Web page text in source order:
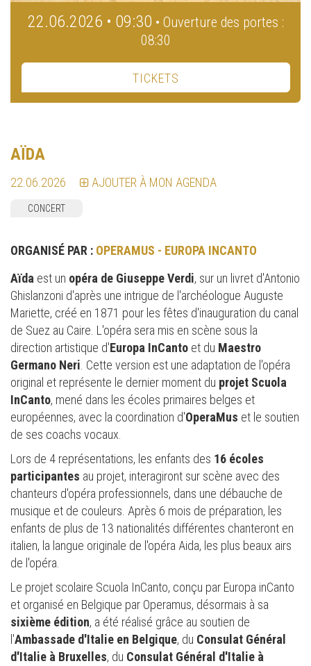
22.06.2026 • 09:30 • Ouverture des portes :
08:30
TICKETS
AÏDA
22.06.2026 AJOUTER À MON AGENDA
CONCERT
ORGANISÉ PAR : OPERAMUS - EUROPA INCANTO
Aïda est un opéra de Giuseppe Verdi, sur un livret d'Antonio
Ghislanzoni d'après une intrigue de l'archéologue Auguste
Mariette, créé en 1871 pour les fêtes d'inauguration du canal
de Suez au Caire. L'opéra sera mis en scène sous la
direction artistique d'Europa InCanto et du Maestro
Germano Neri. Cette version est une adaptation de l'opéra
original et représente le dernier moment du projet Scuola
InCanto, mené dans les écoles primaires belges et
européennes, avec la coordination d'OperaMus et le soutien
de ses coachs vocaux.
Lors de 4 représentations, les enfants des 16 écoles
participantes au projet, interagiront sur scène avec des
chanteurs d'opéra professionnels, dans une débauche de
musique et de couleurs. Après 6 mois de préparation, les
enfants de plus de 13 nationalités différentes chanteront en
italien, la langue originale de l'opéra Aida, les plus beaux airs
de l'opéra.
Le projet scolaire Scuola InCanto, conçu par Europa inCanto
et organisé en Belgique par Operamus, désormais à sa
sixième édition, a été réalisé grâce au soutien de
l'Ambassade d'Italie en Belgique, du Consulat Général
d'Italie à Bruxelles, du Consulat Général d'Italie à